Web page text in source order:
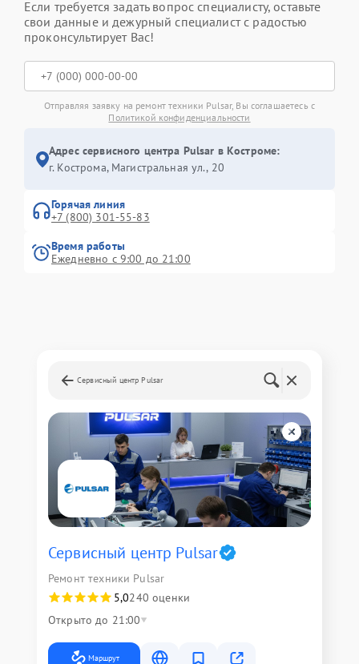
Если требуется задать вопрос специалисту, оставьте
свои данные и дежурный специалист с радостью
проконсультирует Вас!
Отправляя заявку на ремонт техники Pulsar, Вы соглашаетесь с
Политикой конфиденциальности
Адрес сервисного центра Pulsar в Костроме:
г. Кострома, Магистральная ул., 20
Горячая линия
+7 (800) 301-55-83
Время работы
Ежедневно с 9:00 до 21:00
Сервисный центр Pulsar
Сервисный центр Pulsar
Ремонт техники Pulsar
5,0240 оценки
Открыто до 21:00
Маршрут